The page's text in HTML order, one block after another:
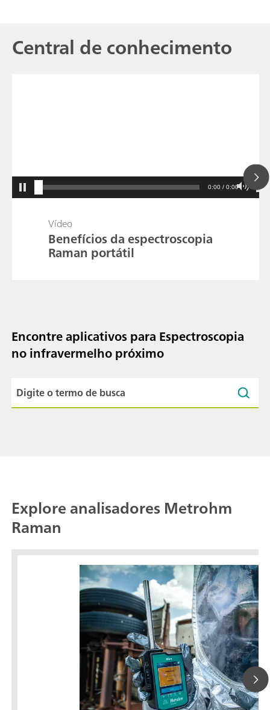
Central de conhecimento
0:00 / 0:00
Vídeo
Benefícios da espectroscopia
Raman portátil
Encontre aplicativos para Espectroscopia
no infravermelho próximo
Explore analisadores Metrohm
Raman